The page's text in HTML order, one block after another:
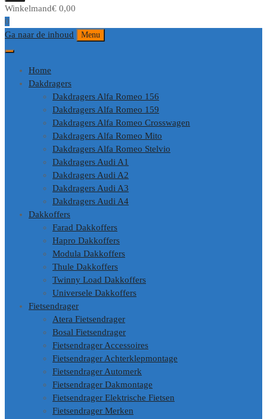
Winkelmand€ 0,00
0
Ga naar de inhoud
Menu
Home
Dakdragers
Dakdragers Alfa Romeo 156
Dakdragers Alfa Romeo 159
Dakdragers Alfa Romeo Crosswagen
Dakdragers Alfa Romeo Mito
Dakdragers Alfa Romeo Stelvio
Dakdragers Audi A1
Dakdragers Audi A2
Dakdragers Audi A3
Dakdragers Audi A4
Dakkoffers
Farad Dakkoffers
Hapro Dakkoffers
Modula Dakkoffers
Thule Dakkoffers
Twinny Load Dakkoffers
Universele Dakkoffers
Fietsendrager
Atera Fietsendrager
Bosal Fietsendrager
Fietsendrager Accessoires
Fietsendrager Achterklepmontage
Fietsendrager Automerk
Fietsendrager Dakmontage
Fietsendrager Elektrische Fietsen
Fietsendrager Merken